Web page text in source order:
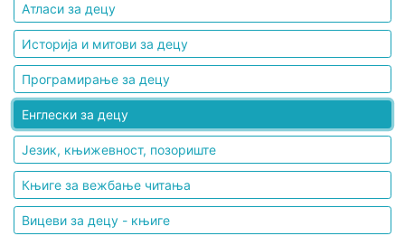
Атласи за децу
Историја и митови за децу
Програмирање за децу
Енглески за децу
Језик, књижевност, позориште
Књиге за вежбање читања
Вицеви за децу - књиге